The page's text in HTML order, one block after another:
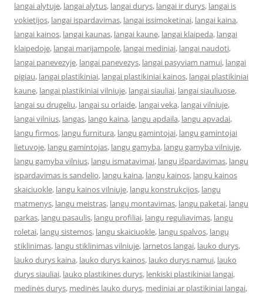
langai alytuje, langai alytus, langai durys, langai ir durys, langai is
vokietijos, langai ispardavimas, langai issimoketinai, langai kaina,
langai kainos, langai kaunas, langai kaune, langai klaipeda, langai
klaipedoje, langai marijampole, langai mediniai, langai naudoti,
langai panevezyje, langai panevezys, langai pasyviam namui, langai
pigiau, langai plastikiniai, langai plastikiniai kainos, langai plastikiniai
kaune, langai plastikiniai vilniuje, langai siauliai, langai siauliuose,
langai su drugeliu, langai su orlaide, langai veka, langai vilniuje,
langai vilnius, langas, lango kaina, langu apdaila, langu apvadai,
langu firmos, langu furnitura, langu gamintojai, langu gamintojai
lietuvoje, langu gamintojas, langų gamyba, langų gamyba vilniuje,
langu gamyba vilnius, langu ismatavimai, langų išpardavimas, langu
ispardavimas is sandelio, langu kaina, langų kainos, langu kainos
skaiciuokle, langu kainos vilniuje, langu konstrukcijos, langu
matmenys, langu meistras, langų montavimas, langu paketai, langu
parkas, langu pasaulis, langu profiliai, langu reguliavimas, langu
roletai, langų sistemos, langu skaiciuokle, langu spalvos, langų
stiklinimas, langu stiklinimas vilniuje, larnetos langai, lauko durys,
lauko durys kaina, lauko durys kainos, lauko durys namui, lauko
durys siauliai, lauko plastikines durys, lenkiski plastikiniai langai,
medinės durys, medinės lauko durys, mediniai ar plastikiniai langai,